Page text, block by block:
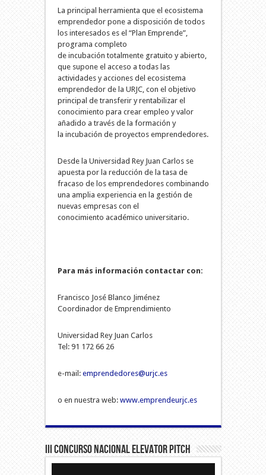
La principal herramienta que el ecosistema
emprendedor pone a disposición de todos
los interesados es el “Plan Emprende”,
programa completo
de incubación totalmente gratuito y abierto,
que supone el acceso a todas las
actividades y acciones del ecosistema
emprendedor de la URJC, con el objetivo
principal de transferir y rentabilizar el
conocimiento para crear empleo y valor
añadido a través de la formación y
la incubación de proyectos emprendedores.
Desde la Universidad Rey Juan Carlos se
apuesta por la reducción de la tasa de
fracaso de los emprendedores combinando
una amplia experiencia en la gestión de
nuevas empresas con el
conocimiento académico universitario.
Para más información contactar con:
Francisco José Blanco Jiménez
Coordinador de Emprendimiento
Universidad Rey Juan Carlos
Tel: 91 172 66 26
e-mail: emprendedores@urjc.es
o en nuestra web: www.emprendeurjc.es
III Concurso Nacional Elevator Pitch